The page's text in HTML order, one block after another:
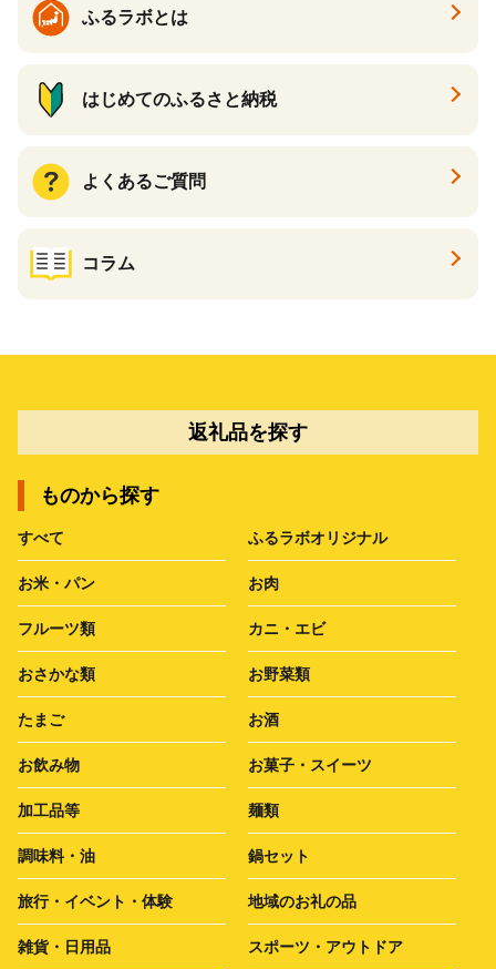
ふるラボとは
はじめてのふるさと納税
よくあるご質問
コラム
返礼品を探す
ものから探す
すべて ふるラボオリジナル
お米・パン お肉
フルーツ類 カニ・エビ
おさかな類 お野菜類
たまご お酒
お飲み物 お菓子・スイーツ
加工品等 麺類
調味料・油 鍋セット
旅行・イベント・体験 地域のお礼の品
雑貨・日用品 スポーツ・アウトドア